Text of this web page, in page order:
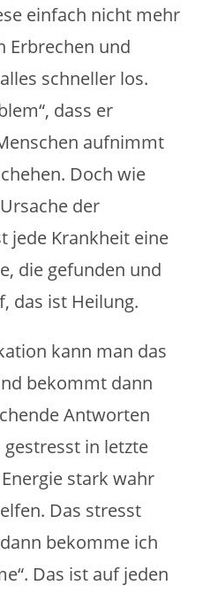
einfach nicht mehr
Erbrechen und
schneller los.
dass er
aufnimmt
Doch wie
der
jede Krankheit eine
die gefunden und
das ist Heilung.
kann man das
bekommt dann
Antworten
gestresst in letzte
stark wahr
Das stresst
bekomme ich
Das ist auf jeden